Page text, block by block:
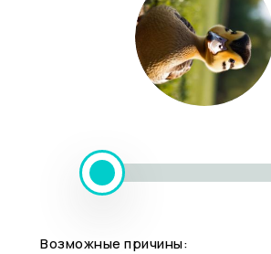
Возможные причины: